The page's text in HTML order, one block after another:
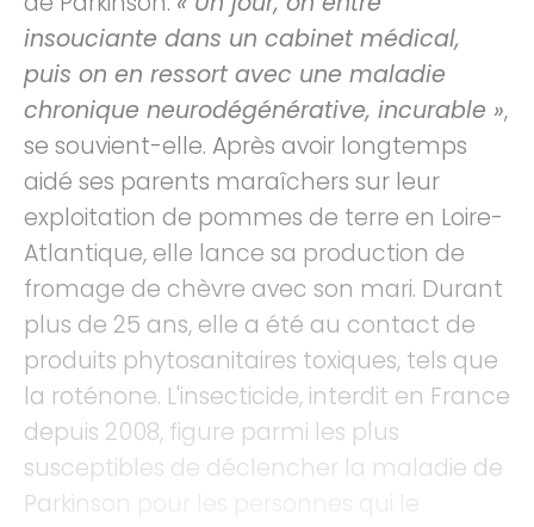
insouciante dans un cabinet médical,
puis on en ressort avec une maladie
chronique neurodégénérative, incurable »,
se souvient-elle. Après avoir longtemps
aidé ses parents maraîchers sur leur
exploitation de pommes de terre en Loire-
Atlantique, elle lance sa production de
fromage de chèvre avec son mari. Durant
plus de 25 ans, elle a été au contact de
produits phytosanitaires toxiques, tels que
la roténone. L'insecticide, interdit en France
depuis 2008, figure parmi les plus
susceptibles de déclencher la maladie de
Parkinson pour les personnes qui le